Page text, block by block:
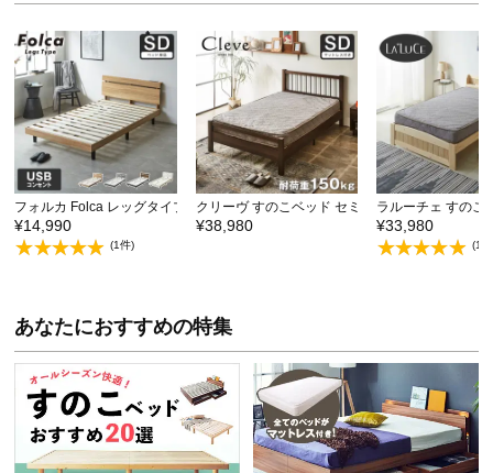
フォルカ Folca レッグタイプ すのこベッド ヘッ…
¥14,990
(1件)
クリーヴ すのこベッド セミダブル 厚さ15cmポ
¥38,980
ラルーチェ すのこ
¥33,980
(1
あなたにおすすめの特集